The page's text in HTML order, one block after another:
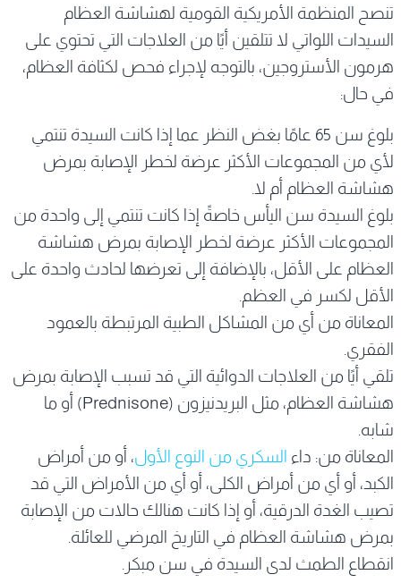
تنصح المنظمة الأمريكية القومية لهشاشة العظام
السيدات اللواتي لا تتلقين أيًا من العلاجات التي تحتوي على
هرمون الأستروجين، بالتوجه لإجراء فحص لكثافة العظام،
في حال:
بلوغ سن 65 عامًا بغض النظر عما إذا كانت السيدة تنتمي
لأي من المجموعات الأكثر عرضة لخطر الإصابة بمرض
هشاشة العظام أم لا.
بلوغ السيدة سن اليأس خاصةً إذا كانت تنتمي إلى واحدة من
المجموعات الأكثر عرضة لخطر الإصابة بمرض هشاشة
العظام على الأقل، بالإضافة إلى تعرضها لحادث واحدة على
الأقل لكسر في العظم.
المعاناة من أي من المشاكل الطبية المرتبطة بالعمود
الفقري.
تلقي أيًا من العلاجات الدوائية التي قد تسبب الإصابة بمرض
هشاشة العظام، مثل البريدنيزون (Prednisone) أو ما
شابه.
المعاناة من: داء السكري من النوع الأول، أو من أمراض
الكبد، أو أي من أمراض الكلى، أو أي من الأمراض التي قد
تصيب الغدة الدرقية، أو إذا كانت هنالك حالات من الإصابة
بمرض هشاشة العظام في التاريخ المرضي للعائلة.
انقطاع الطمث لدى السيدة في سن مبكر.